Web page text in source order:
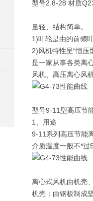
型号2.8-28 材质
量轻、结构简单。
1)叶轮是由的前倾
2)风机特性呈“恒
是一家从事各类离
风机、高压离心风
型号9-11型高压节
1、用途
9-11系列高压节能
介质温度一般不*
离心式风机由机壳
机壳：由钢板制成